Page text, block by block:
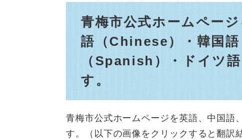
青梅市公式ホームペー
語（Chinese）・韓国
（Spanish）・ドイツ
す。
青梅市公式ホームページを英語、中国語
す。（以下の画像をクリックすると翻訳